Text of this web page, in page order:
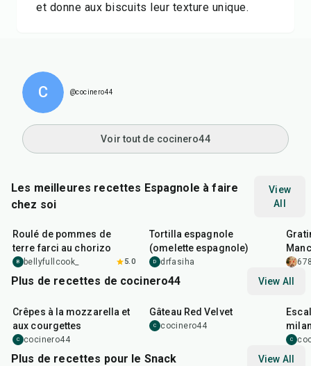
et donne aux biscuits leur texture unique.
C @cocinero44
Voir tout de cocinero44
Les meilleures recettes Espagnole à faire
chez soi
View
All
50min
Roulé de pommes de
terre farci au chorizo
B bellyfullcook_ 5.0
Tortilla espagnole
(omelette espagnole)
D drfasiha
Plus de recettes de cocinero44 View All
Crêpes à la mozzarella et
aux courgettes
C cocinero44
Gâteau Red Velvet
C cocinero44
C
Plus de recettes pour le Snack View All